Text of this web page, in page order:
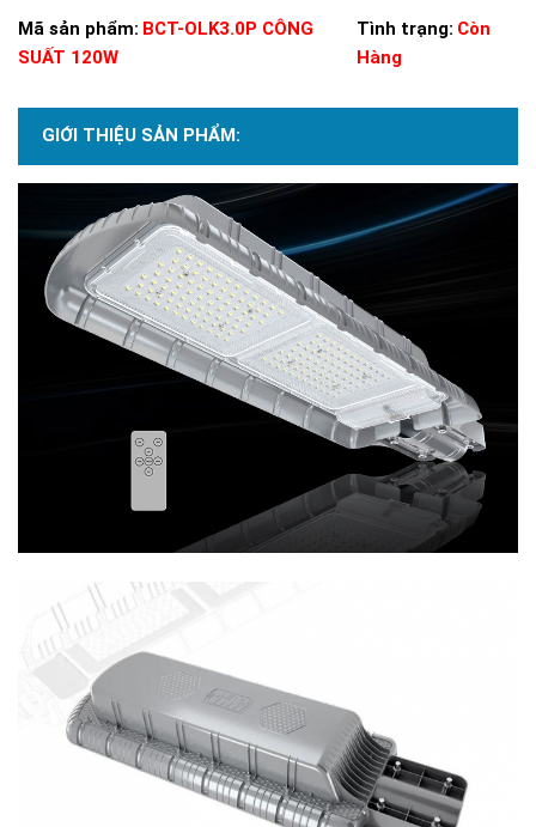
Mã sản phẩm: BCT-OLK3.0P CÔNG
SUẤT 120W
Tình trạng: Còn
Hàng
GIỚI THIỆU SẢN PHẨM: